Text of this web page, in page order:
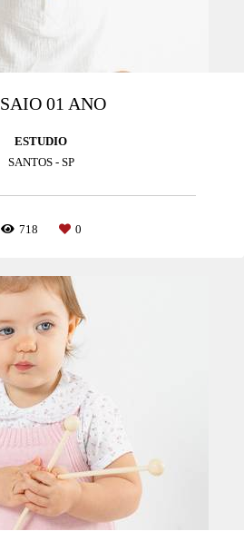
01 ANO
ESTUDIO
SANTOS - SP
718 0